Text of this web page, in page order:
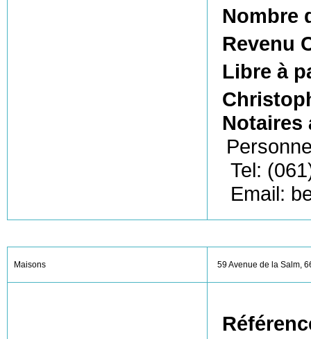
Nombre
Revenu
Libre à
Notaires
Tel:
Email:
Maisons 59 Avenue de la Salm,